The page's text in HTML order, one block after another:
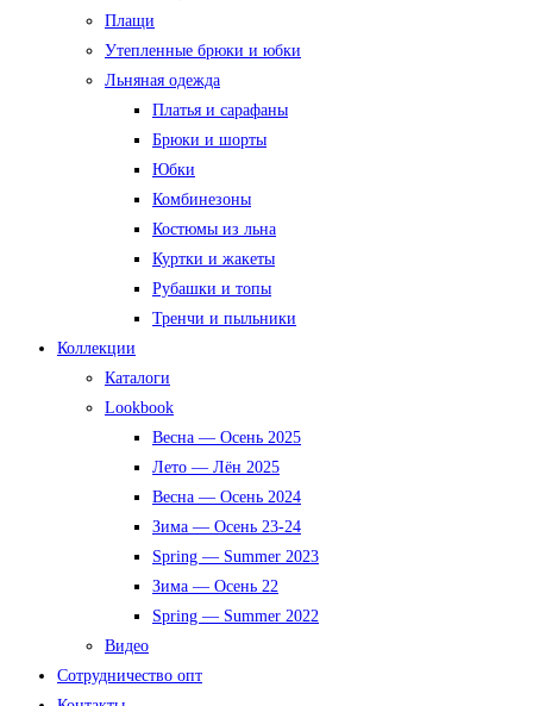
Плащи
Утепленные брюки и юбки
Льняная одежда
Платья и сарафаны
Брюки и шорты
Юбки
Комбинезоны
Костюмы из льна
Куртки и жакеты
Рубашки и топы
Тренчи и пыльники
Коллекции
Каталоги
Lookbook
Весна — Осень 2025
Лето — Лён 2025
Весна — Осень 2024
Зима — Осень 23-24
Spring — Summer 2023
Зима — Осень 22
Spring — Summer 2022
Видео
Сотрудничество опт